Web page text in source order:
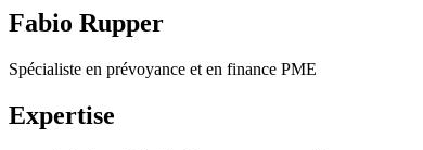
Fabio Rupper
Spécialiste en prévoyance et en finance PME
Expertise